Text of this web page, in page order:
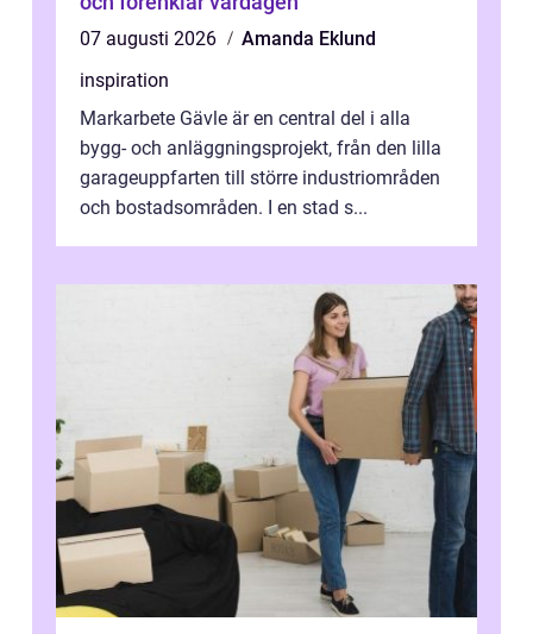
07 augusti 2026
Amanda Eklund
inspiration
Markarbete Gävle är en central del i alla
bygg- och anläggningsprojekt, från den lilla
garageuppfarten till större industriområden
och bostadsområden. I en stad s...